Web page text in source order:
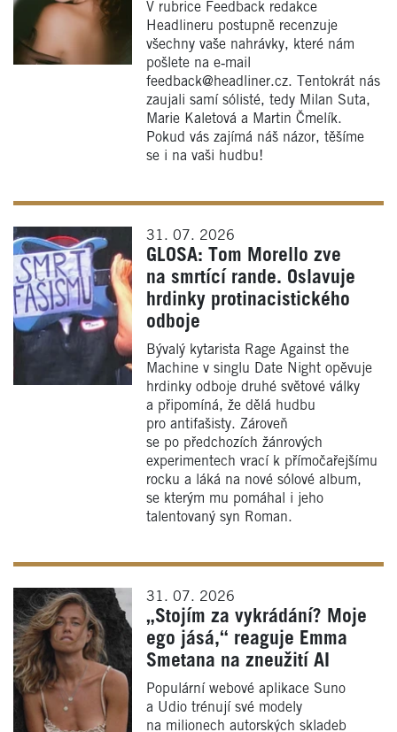
V rubrice Feedback redakce
Headlineru postupně recenzuje
všechny vaše nahrávky, které nám
pošlete na e‑mail
feedback@headliner.cz. Tentokrát nás
zaujali samí sólisté, tedy Milan Suta,
Marie Kaletová a Martin Čmelík.
Pokud vás zajímá náš názor, těšíme
se i na vaši hudbu!
31. 07. 2026
GLOSA: Tom Morello zve
na smrtící rande. Oslavuje
hrdinky protinacistického
odboje
Bývalý kytarista Rage Against the
Machine v singlu Date Night opěvuje
hrdinky odboje druhé světové války
a připomíná, že dělá hudbu
pro antifašisty. Zároveň
se po předchozích žánrových
experimentech vrací k přímočařejšímu
rocku a láká na nové sólové album,
se kterým mu pomáhal i jeho
talentovaný syn Roman.
31. 07. 2026
„Stojím za vykrádání? Moje
ego jásá,“ reaguje Emma
Smetana na zneužití AI
Populární webové aplikace Suno
a Udio trénují své modely
na milionech autorských skladeb